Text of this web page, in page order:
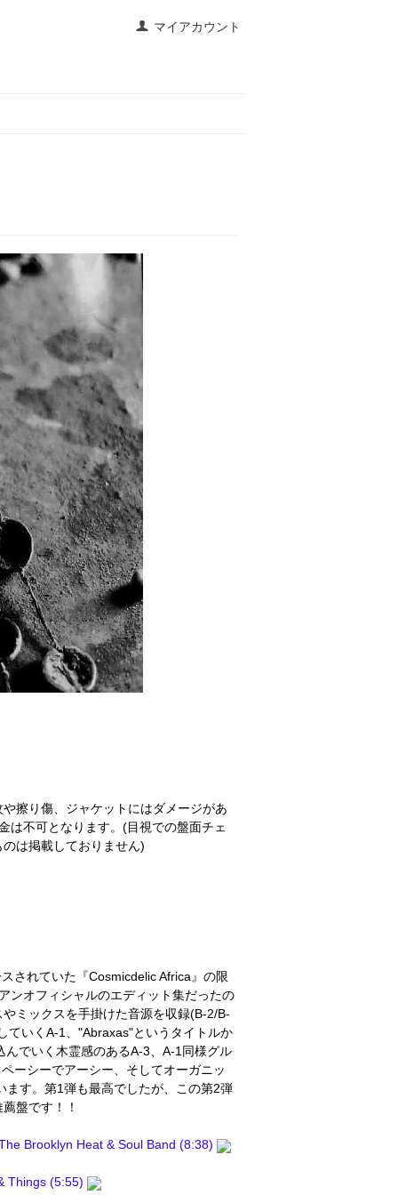
マイアカウント
擦り傷、ジャケットにはダメージがあ
は不可となります。(目視での盤面チェ
は掲載しておりません)
されていた『Cosmicdelic Africa』の限
ンオフィシャルのエディット集だったの
ミックスを手掛けた音源を収録(B-2/B-
ていくA-1、"Abraxas"というタイトルか
でいく木霊感のあるA-3、A-1同様グル
ーシーでアーシー、そしてオーガニッ
す。第1弾も最高でしたが、この第2弾
盤です！！
Brooklyn Heat & Soul Band (8:38)
Things (5:55)